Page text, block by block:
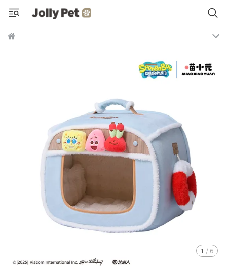
1 / 6